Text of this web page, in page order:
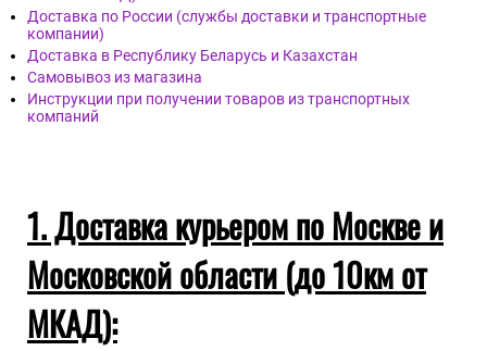
Доставка по России (службы доставки и транспортные
компании)
Доставка в Республику Беларусь и Казахстан
Самовывоз из магазина
Инструкции при получении товаров из транспортных
компаний
1. Доставка курьером по Москве и
Московской области (до 10км от
МКАД):